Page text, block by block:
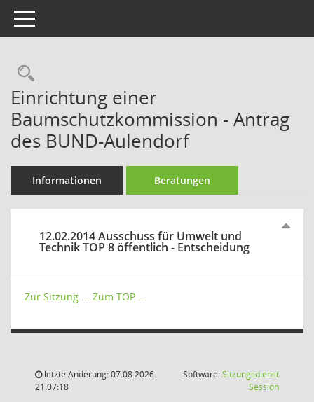
Toggle navigation
Rechercheauswahl
Einrichtung einer
Baumschutzkommission - Antrag
des BUND-Aulendorf
Informationen Beratungen
12.02.2014 Ausschuss für Umwelt und
Technik TOP 8 öffentlich - Entscheidung
Zur Sitzung ... Zum TOP ...
letzte Änderung: 07.08.2026
21:07:18
Software:Sitzungsdienst
Session(Wird in